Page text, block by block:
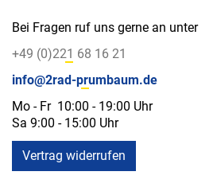
Bei Fragen ruf uns gerne an unter
+49 (0)221 68 16 21
info@2rad-prumbaum.de
Mo - Fr 10:00 - 19:00 Uhr
Sa 9:00 - 15:00 Uhr
Vertrag widerrufen